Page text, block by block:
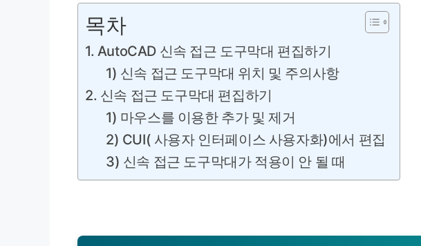
목차
1. AutoCAD 신속 접근 도구막대 편집하기
1) 신속 접근 도구막대 위치 및 주의사항
2. 신속 접근 도구막대 편집하기
1) 마우스를 이용한 추가 및 제거
2) CUI( 사용자 인터페이스 사용자화)에서 편집
3) 신속 접근 도구막대가 적용이 안 될 때